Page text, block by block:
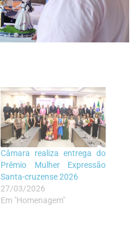
Câmara realiza entrega do
Prêmio Mulher Expressão
Santa-cruzense 2026
27/03/2026
Em "Homenagem"